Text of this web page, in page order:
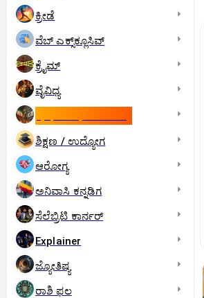
ಕ್ರೀಡೆ
ವೆಬ್ ಎಕ್ಸ್‌ಕ್ಲೂಸಿವ್
ಕ್ರೈಮ್
ವೈವಿಧ್ಯ
ಶಿಕ್ಷಣ / ಉದ್ಯೋಗ
ಆರೋಗ್ಯ
ಅನಿವಾಸಿ ಕನ್ನಡಿಗ
ಸೆಲೆಬ್ರಿಟಿ ಕಾರ್ನರ್‌
Explainer
ಜ್ಯೋತಿಷ್ಯ
ರಾಶಿ ಫಲ